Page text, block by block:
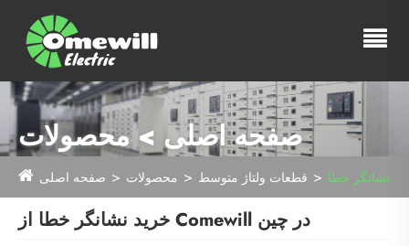
صفحه اصلی > محصولات
صفحه اصلی محصولات قطعات ولتاژ متوسط نشانگر خطا
خرید نشانگر خطا از Comewill در چین